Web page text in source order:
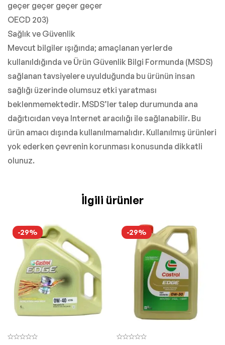
geçer geçer geçer geçer
OECD 203)
Sağlık ve Güvenlik
Mevcut bilgiler ışığında; amaçlanan yerlerde
kullanıldığında ve Ürün Güvenlik Bilgi Formunda (MSDS)
sağlanan tavsiyelere uyulduğunda bu ürünün insan
sağlığı üzerinde olumsuz etki yaratması
beklenmemektedir. MSDS’ler talep durumunda ana
dağıtıcıdan veya Internet aracılığı ile sağlanabilir. Bu
ürün amacı dışında kullanılmamalıdır. Kullanılmış ürünleri
yok ederken çevrenin korunması konusunda dikkatli
olunuz.
İlgili ürünler
-29% -29%